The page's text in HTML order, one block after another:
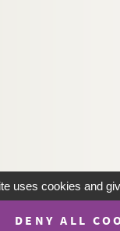
uses cookies and
DENY ALL